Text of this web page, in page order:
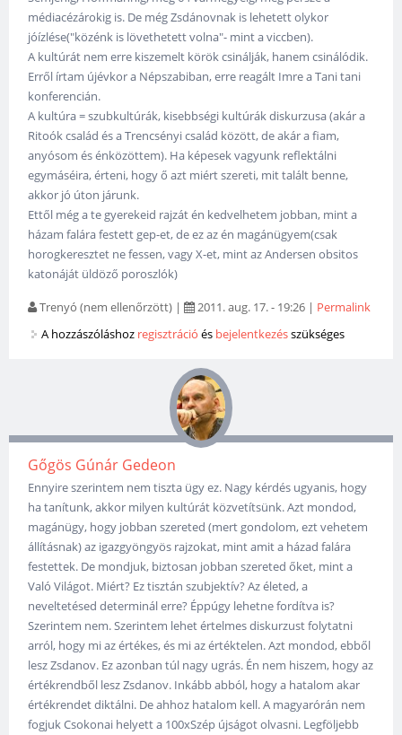
médiacézárokig is. De még Zsdánovnak is lehetett olykor
jóízlése("közénk is lövethetett volna"- mint a viccben).
A kultúrát nem erre kiszemelt körök csinálják, hanem csinálódik.
Erről írtam újévkor a Népszabiban, erre reagált Imre a Tani tani
konferencián.
A kultúra = szubkultúrák, kisebbségi kultúrák diskurzusa (akár a
Ritoók család és a Trencsényi család között, de akár a fiam,
anyósom és énközöttem). Ha képesek vagyunk reflektálni
egymáséira, érteni, hogy ő azt miért szereti, mit talált benne,
akkor jó úton járunk.
Ettől még a te gyerekeid rajzát én kedvelhetem jobban, mint a
házam falára festett gep-et, de ez az én magánügyem(csak
horogkeresztet ne fessen, vagy X-et, mint az Andersen obsitos
katonáját üldöző poroszlók)
Trenyó (nem ellenőrzött) | 2011. aug. 17. - 19:26 | Permalink
A hozzászóláshoz regisztráció és bejelentkezésszükséges
Gőgös Gúnár Gedeon
Ennyire szerintem nem tiszta ügy ez. Nagy kérdés ugyanis, hogy
ha tanítunk, akkor milyen kultúrát közvetítsünk. Azt mondod,
magánügy, hogy jobban szereted (mert gondolom, ezt vehetem
állításnak) az igazgyöngyös rajzokat, mint amit a házad falára
festettek. De mondjuk, biztosan jobban szereted őket, mint a
Való Világot. Miért? Ez tisztán szubjektív? Az életed, a
neveltetésed determinál erre? Éppúgy lehetne fordítva is?
Szerintem nem. Szerintem lehet értelmes diskurzust folytatni
arról, hogy mi az értékes, és mi az értéktelen. Azt mondod, ebből
lesz Zsdanov. Ez azonban túl nagy ugrás. Én nem hiszem, hogy az
értékrendből lesz Zsdanov. Inkább abból, hogy a hatalom akar
értékrendet diktálni. De ahhoz hatalom kell. A magyarórán nem
fogjuk Csokonai helyett a 100xSzép újságot olvasni. Legföljebb